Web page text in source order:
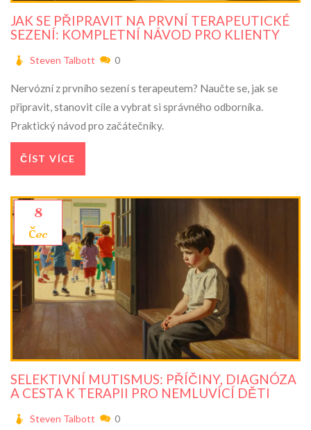
JAK SE PŘIPRAVIT NA PRVNÍ TERAPEUTICKÉ
SEZENÍ: KOMPLETNÍ NÁVOD PRO KLIENTY
Steven Talbott 0
Nervózní z prvního sezení s terapeutem? Naučte se, jak se
připravit, stanovit cíle a vybrat si správného odborníka.
Praktický návod pro začátečníky.
ČÍST VÍCE
8
čec
SELEKTIVNÍ MUTISMUS: PŘÍČINY, DIAGNÓZA
A CESTA K TERAPII PRO NEMLUVÍCÍ DĚTI
Steven Talbott 0